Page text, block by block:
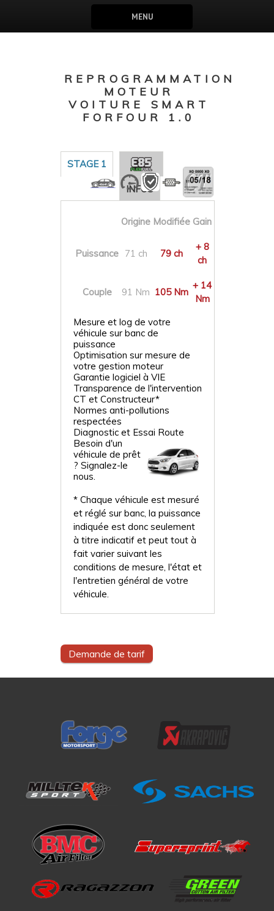
MENU
REPROGRAMMATION
MOTEUR
VOITURE SMART
FORFOUR 1.0
STAGE 1
INFOS
Origine Modifiée Gain
Puissance 71 ch 79 ch
+ 8
ch
Couple 91 Nm 105 Nm
+ 14
Nm
Mesure et log de votre
véhicule sur banc de
puissance
Optimisation sur mesure de
votre gestion moteur
Garantie logiciel à VIE
Transparence de l'intervention
CT et Constructeur*
Normes anti-pollutions
respectées
Diagnostic et Essai Route
Besoin d'un
véhicule de prêt
? Signalez-le
nous.
* Chaque véhicule est mesuré
et réglé sur banc, la puissance
indiquée est donc seulement
à titre indicatif et peut tout à
fait varier suivant les
conditions de mesure, l'état et
l'entretien général de votre
véhicule.
Demande de tarif